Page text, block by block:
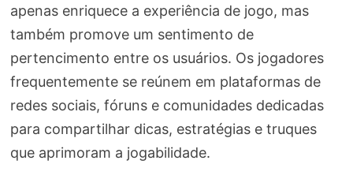
apenas enriquece a experiência de jogo, mas
também promove um sentimento de
pertencimento entre os usuários. Os jogadores
frequentemente se reúnem em plataformas de
redes sociais, fóruns e comunidades dedicadas
para compartilhar dicas, estratégias e truques
que aprimoram a jogabilidade.